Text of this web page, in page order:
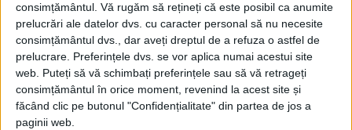
consimțământul. Vă rugăm să rețineți că este posibil ca anumite
prelucrări ale datelor dvs. cu caracter personal să nu necesite
consimțământul dvs., dar aveți dreptul de a refuza o astfel de
prelucrare. Preferințele dvs. se vor aplica numai acestui site
web. Puteți să vă schimbați preferințele sau să vă retrageți
consimțământul în orice moment, revenind la acest site și
făcând clic pe butonul "Confidențialitate" din partea de jos a
paginii web.
Medicina, leacurile și rețetele evului Mediu. De la vitriolul
verde și Castoreum la excrementele omului roșcovan
Admirată de greci, medicina Egiptului Antic a constituit baza
medicinei Occidentului creștin timp de multe veacuri.
Papirusurile medicale menționează peste șapte sute...